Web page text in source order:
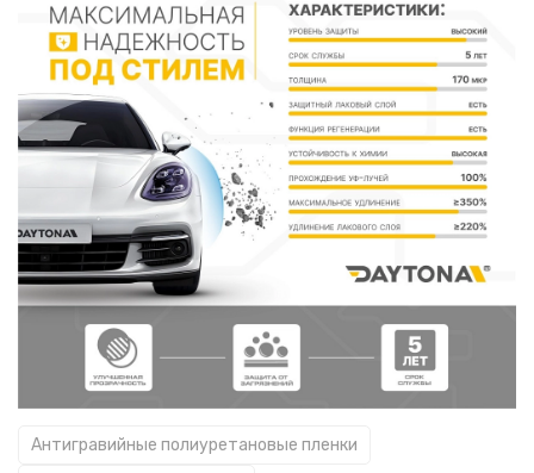
Антигравийные полиуретановые пленки